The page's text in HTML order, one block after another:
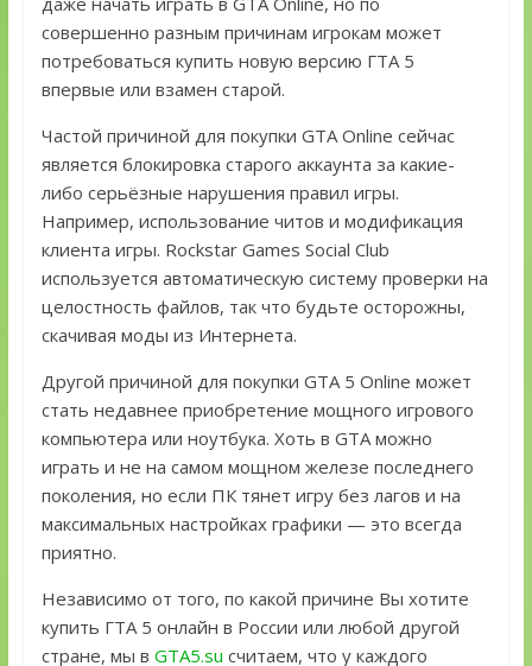
совершенно разным причинам игрокам может
потребоваться купить новую версию ГТА 5
впервые или взамен старой.
Частой причиной для покупки GTA Online сейчас
является блокировка старого аккаунта за какие-
либо серьёзные нарушения правил игры.
Например, использование читов и модификация
клиента игры. Rockstar Games Social Club
используется автоматическую систему проверки на
целостность файлов, так что будьте осторожны,
скачивая моды из Интернета.
Другой причиной для покупки GTA 5 Online может
стать недавнее приобретение мощного игрового
компьютера или ноутбука. Хоть в GTA можно
играть и не на самом мощном железе последнего
поколения, но если ПК тянет игру без лагов и на
максимальных настройках графики — это всегда
приятно.
Независимо от того, по какой причине Вы хотите
купить ГТА 5 онлайн в России или любой другой
стране, мы в GTA5.su считаем, что у каждого